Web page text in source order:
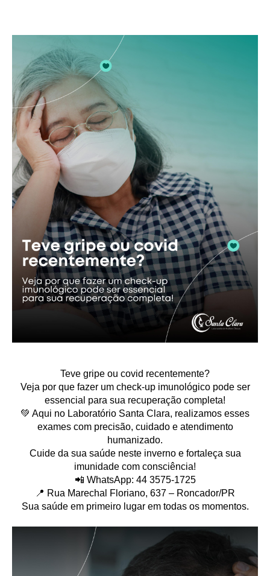
Teve gripe ou covid recentemente?
Veja por que fazer um check-up imunológico pode ser
essencial para sua recuperação completa!
💚 Aqui no Laboratório Santa Clara, realizamos esses
exames com precisão, cuidado e atendimento
humanizado.
Cuide da sua saúde neste inverno e fortaleça sua
imunidade com consciência!
📲 WhatsApp: 44 3575-1725
📍 Rua Marechal Floriano, 637 – Roncador/PR
Sua saúde em primeiro lugar em todas os momentos.